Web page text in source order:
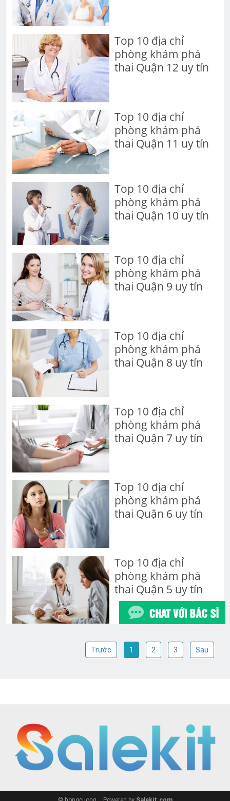
Top 10 địa chỉ
phòng khám phá
thai Quận 12 uy tín
Top 10 địa chỉ
phòng khám phá
thai Quận 11 uy tín
Top 10 địa chỉ
phòng khám phá
thai Quận 10 uy tín
Top 10 địa chỉ
phòng khám phá
thai Quận 9 uy tín
Top 10 địa chỉ
phòng khám phá
thai Quận 8 uy tín
Top 10 địa chỉ
phòng khám phá
thai Quận 7 uy tín
Top 10 địa chỉ
phòng khám phá
thai Quận 6 uy tín
Top 10 địa chỉ
phòng khám phá
thai Quận 5 uy tín
Trước 1 2 3 Sau